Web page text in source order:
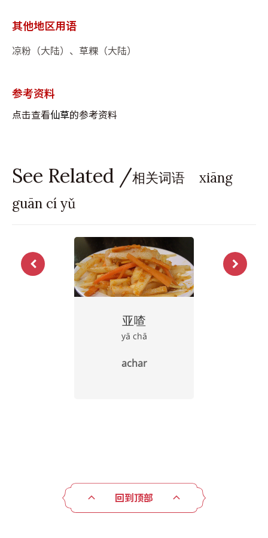
其他地区用语
凉粉（大陆）、草粿（大陆）
参考资料
点击查看仙草的参考资料
See Related /相关词语 xiāng
guān cí yǔ
亚喳
yā chā
achar
回到顶部